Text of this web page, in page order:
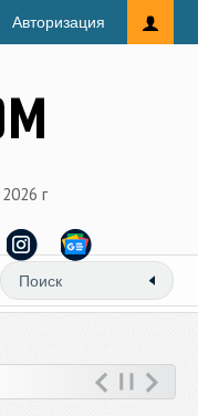
Авторизация
г